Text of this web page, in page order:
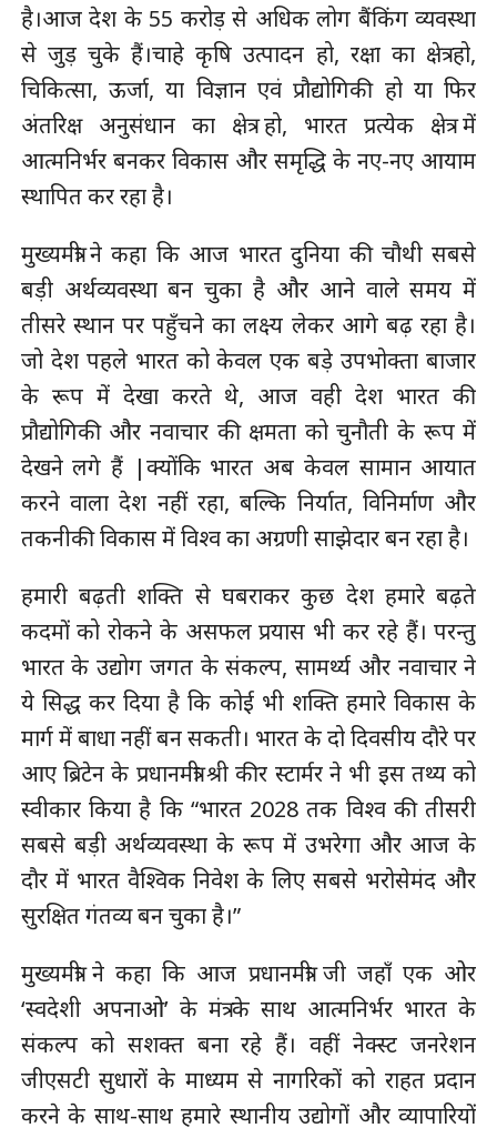
है।आज देश के 55 करोड़ से अधिक लोग बैंकिंग व्यवस्था
से जुड़ चुके हैं।चाहे कृषि उत्पादन हो, रक्षा का क्षेत्र हो,
चिकित्सा, ऊर्जा, या विज्ञान एवं प्रौद्योगिकी हो या फिर
अंतरिक्ष अनुसंधान का क्षेत्र हो, भारत प्रत्येक क्षेत्र में
आत्मनिर्भर बनकर विकास और समृद्धि के नए-नए आयाम
स्थापित कर रहा है।
मुख्यमंत्री ने कहा कि आज भारत दुनिया की चौथी सबसे
बड़ी अर्थव्यवस्था बन चुका है और आने वाले समय में
तीसरे स्थान पर पहुँचने का लक्ष्य लेकर आगे बढ़ रहा है।
जो देश पहले भारत को केवल एक बड़े उपभोक्ता बाजार
के रूप में देखा करते थे, आज वही देश भारत की
प्रौद्योगिकी और नवाचार की क्षमता को चुनौती के रूप में
देखने लगे हैं |क्योंकि भारत अब केवल सामान आयात
करने वाला देश नहीं रहा, बल्कि निर्यात, विनिर्माण और
तकनीकी विकास में विश्व का अग्रणी साझेदार बन रहा है।
हमारी बढ़ती शक्ति से घबराकर कुछ देश हमारे बढ़ते
कदमों को रोकने के असफल प्रयास भी कर रहे हैं। परन्तु
भारत के उद्योग जगत के संकल्प, सामर्थ्य और नवाचार ने
ये सिद्ध कर दिया है कि कोई भी शक्ति हमारे विकास के
मार्ग में बाधा नहीं बन सकती। भारत के दो दिवसीय दौरे पर
आए ब्रिटेन के प्रधानमंत्री श्री कीर स्टार्मर ने भी इस तथ्य को
स्वीकार किया है कि “भारत 2028 तक विश्व की तीसरी
सबसे बड़ी अर्थव्यवस्था के रूप में उभरेगा और आज के
दौर में भारत वैश्विक निवेश के लिए सबसे भरोसेमंद और
सुरक्षित गंतव्य बन चुका है।”
मुख्यमंत्री ने कहा कि आज प्रधानमंत्री जी जहाँ एक ओर
‘स्वदेशी अपनाओ’ के मंत्र के साथ आत्मनिर्भर भारत के
संकल्प को सशक्त बना रहे हैं। वहीं नेक्स्ट जनरेशन
जीएसटी सुधारों के माध्यम से नागरिकों को राहत प्रदान
करने के साथ-साथ हमारे स्थानीय उद्योगों और व्यापारियों